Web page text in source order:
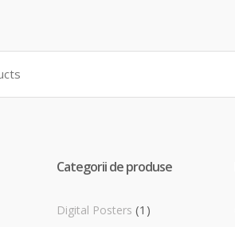
Categorii de produse
Digital Posters (1)